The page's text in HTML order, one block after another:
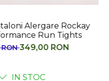
Caciula coFEE Dots
89,00 RON
IN STOC